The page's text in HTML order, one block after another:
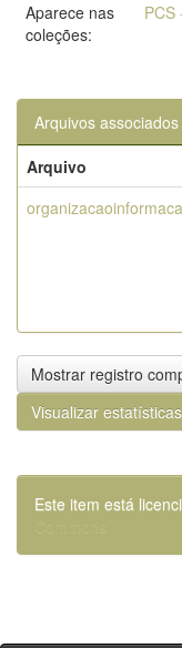
Aparece nas
coleções:
PCS
Arquivos
Arquivo
Mostrar registro
Visualizar estatísticas
Este item está
Commons